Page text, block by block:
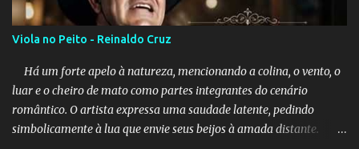
Viola no Peito - Reinaldo Cruz
Há um forte apelo à natureza, mencionando a colina, o vento, o
luar e o cheiro de mato como partes integrantes do cenário
romântico. O artista expressa uma saudade latente, pedindo
simbolicamente à lua que envie seus beijos à amada distante. A